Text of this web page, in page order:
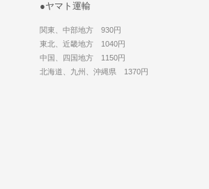
●ヤマト運輸
関東、中部地方 930円
東北、近畿地方 1040円
中国、四国地方 1150円
北海道、九州、沖縄県 1370円